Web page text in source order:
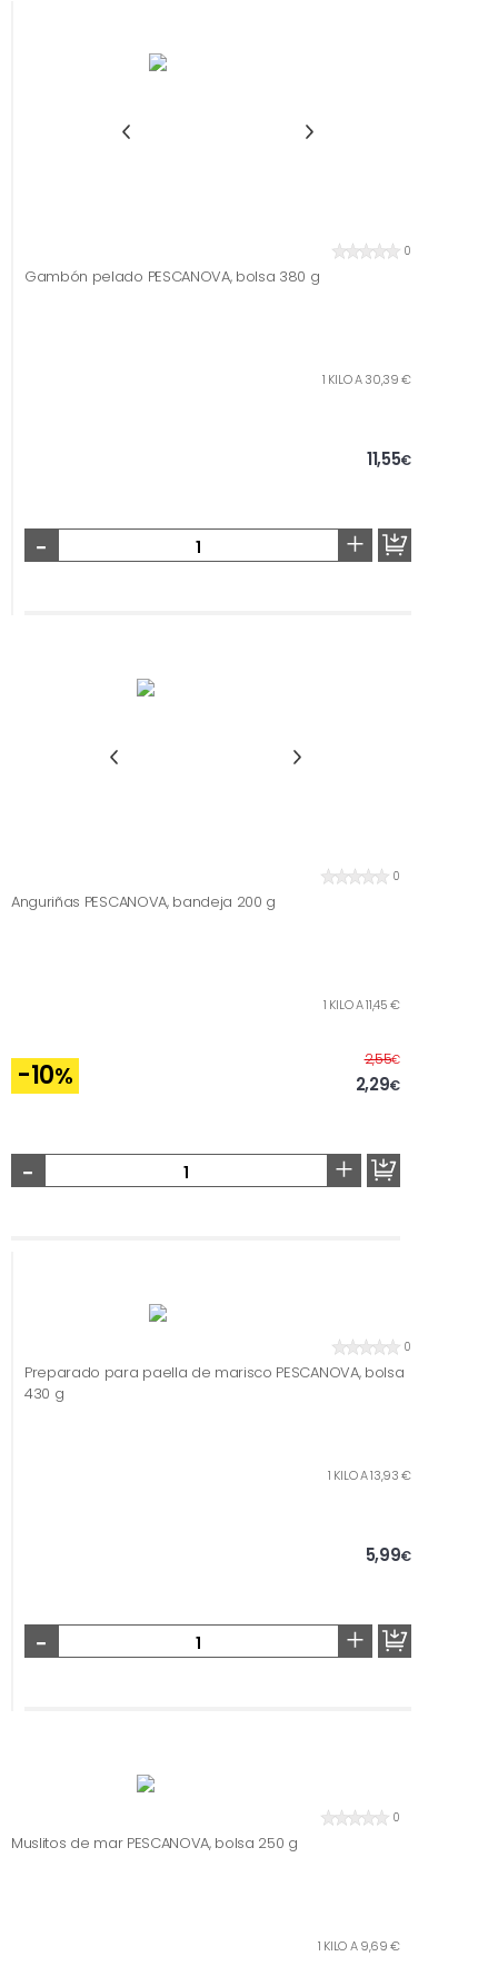
0
Gambón pelado PESCANOVA, bolsa 380 g
1 KILO A 30,39 €
11,55€
- +
0
Anguriñas PESCANOVA, bandeja 200 g
1 KILO A 11,45 €
-10%
2,55€Antes
2,29€
- +
0
Preparado para paella de marisco PESCANOVA, bolsa
430 g
1 KILO A 13,93 €
5,99€
- +
0
Muslitos de mar PESCANOVA, bolsa 250 g
1 KILO A 9,69 €